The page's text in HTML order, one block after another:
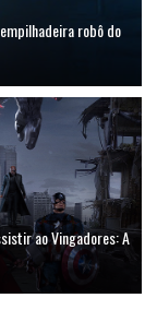
robô do
ao Vingadores: A